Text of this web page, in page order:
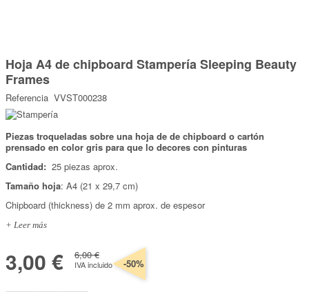
Top Ventas
Iniciar sesión/Regístrate
Somos Kimidori
comienzo
de
la
galería
imágenes
Hoja A4 de chipboard Stampería Sleeping Beauty
Frames
Referencia VVST000238
Piezas troqueladas sobre una hoja de de chipboard o cartón
prensado en color gris para que lo decores con pinturas
Cantidad: 25 piezas aprox.
Tamaño hoja: A4 (21 x 29,7 cm)
Chipboard (thickness) de 2 mm aprox. de espesor
+ Leer más
3,00 € 6,00 €
IVA incluido -50%